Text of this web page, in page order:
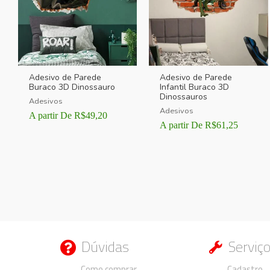
Adesivo de Parede
Buraco 3D Dinossauro
Adesivos
A partir De R$49,20
Adesivo de Parede
Infantil Buraco 3D
Dinossauros
Adesivos
A partir De R$61,25
Duvidas
Dúvidas Duvidas